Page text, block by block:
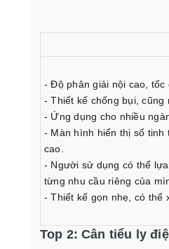
- Độ phân giải nội cao, tốc
- Thiết kế chống bụi,
- Ứng dụng cho nhiều
- Màn hình hiển thị số tinh
cao.
- Người sử dụng có thể
từng nhu cầu riêng của
- Thiết kế gọn nhẹ, có thể
Top 2: Cân tiểu ly